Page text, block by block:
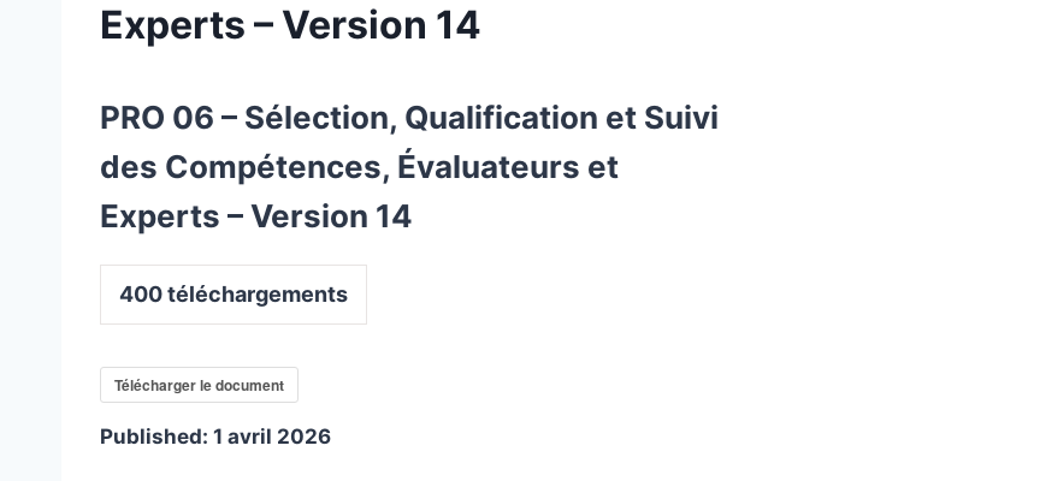
Experts – Version 14
PRO 06 – Sélection, Qualification et Suivi
des Compétences, Évaluateurs et
Experts – Version 14
400téléchargements
Télécharger le document
Published: 1 avril 2026